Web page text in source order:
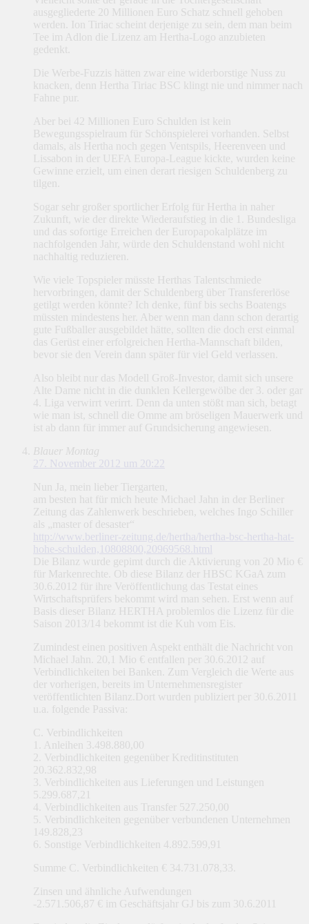
ausgegliederte 20 Millionen Euro Schatz schnell gehoben
werden. Ion Tiriac scheint derjenige zu sein, dem man beim
Tee im Adlon die Lizenz am Hertha-Logo anzubieten
gedenkt.
Die Werbe-Fuzzis hätten zwar eine widerborstige Nuss zu
knacken, denn Hertha Tiriac BSC klingt nie und nimmer nach
Fahne pur.
Aber bei 42 Millionen Euro Schulden ist kein
Bewegungsspielraum für Schönspielerei vorhanden. Selbst
damals, als Hertha noch gegen Ventspils, Heerenveen und
Lissabon in der UEFA Europa-League kickte, wurden keine
Gewinne erzielt, um einen derart riesigen Schuldenberg zu
tilgen.
Sogar sehr großer sportlicher Erfolg für Hertha in naher
Zukunft, wie der direkte Wiederaufstieg in die 1. Bundesliga
und das sofortige Erreichen der Europapokalplätze im
nachfolgenden Jahr, würde den Schuldenstand wohl nicht
nachhaltig reduzieren.
Wie viele Topspieler müsste Herthas Talentschmiede
hervorbringen, damit der Schuldenberg über Transfererlöse
getilgt werden könnte? Ich denke, fünf bis sechs Boatengs
müssten mindestens her. Aber wenn man dann schon derartig
gute Fußballer ausgebildet hätte, sollten die doch erst einmal
das Gerüst einer erfolgreichen Hertha-Mannschaft bilden,
bevor sie den Verein dann später für viel Geld verlassen.
Also bleibt nur das Modell Groß-Investor, damit sich unsere
Alte Dame nicht in die dunklen Kellergewölbe der 3. oder gar
4. Liga verwirrt verirrt. Denn da unten stößt man sich, betagt
wie man ist, schnell die Omme am bröseligen Mauerwerk und
ist ab dann für immer auf Grundsicherung angewiesen.
Blauer Montag
27. November 2012 um 20:22
Nun Ja, mein lieber Tiergarten,
am besten hat für mich heute Michael Jahn in der Berliner
Zeitung das Zahlenwerk beschrieben, welches Ingo Schiller
als „master of desaster“
http://www.berliner-zeitung.de/hertha/hertha-bsc-hertha-hat-
hohe-schulden,10808800,20969568.html
Die Bilanz wurde gepimt durch die Aktivierung von 20 Mio €
für Markenrechte. Ob diese Bilanz der HBSC KGaA zum
30.6.2012 für ihre Veröffentlichung das Testat eines
Wirtschaftsprüfers bekommt wird man sehen. Erst wenn auf
Basis dieser Bilanz HERTHA problemlos die Lizenz für die
Saison 2013/14 bekommt ist die Kuh vom Eis.
Zumindest einen positiven Aspekt enthält die Nachricht von
Michael Jahn. 20,1 Mio € entfallen per 30.6.2012 auf
Verbindlichkeiten bei Banken. Zum Vergleich die Werte aus
der vorherigen, bereits im Unternehmensregister
veröffentlichten Bilanz.Dort wurden publiziert per 30.6.2011
u.a. folgende Passiva:
C. Verbindlichkeiten
1. Anleihen 3.498.880,00
2. Verbindlichkeiten gegenüber Kreditinstituten
20.362.832,98
3. Verbindlichkeiten aus Lieferungen und Leistungen
5.299.687,21
4. Verbindlichkeiten aus Transfer 527.250,00
5. Verbindlichkeiten gegenüber verbundenen Unternehmen
149.828,23
6. Sonstige Verbindlichkeiten 4.892.599,91
Summe C. Verbindlichkeiten € 34.731.078,33.
Zinsen und ähnliche Aufwendungen
-2.571.506,87 € im Geschäftsjahr GJ bis zum 30.6.2011